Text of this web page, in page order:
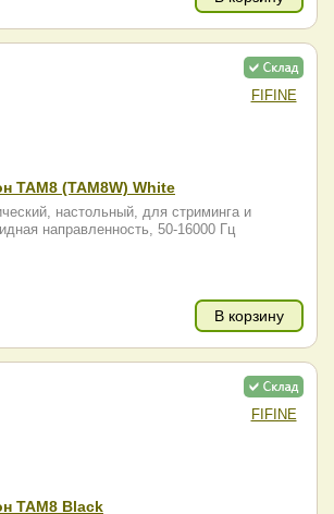
FIFINE
TAM8 (TAM8W) White
настольный, для стриминга и
направленность, 50-16000 Гц
В корзину
FIFINE
TAM8 Black